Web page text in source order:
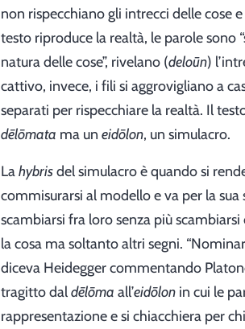
non rispecchiano gli intrecci delle cose
testo riproduce la realtà, le parole sono
natura delle cose”, rivelano (deloūn)
cattivo, invece, i fili si aggrovigliano a
separati per rispecchiare la realtà. Il
dēlōmata ma un eidōlon, un simulacro.
Lahybrisdel simulacro è quando si
commisurarsi al modello e va per la
scambiarsi fra loro senza più
la cosa ma soltanto altri segni.
diceva Heidegger commentando
tragitto daldēlōma all’eidōlon in cui le
rappresentazione e si chiacchiera per